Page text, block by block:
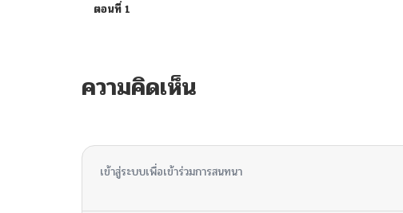
ตอนที่ 1
ความคิดเห็น
เข้าสู่ระบบเพื่อเข้าร่วมการสนทนา